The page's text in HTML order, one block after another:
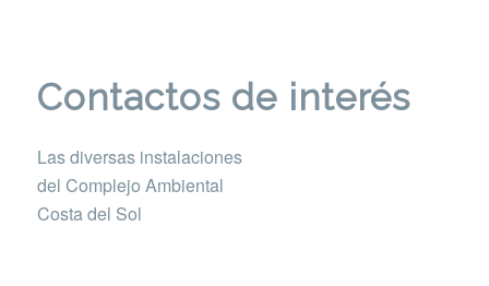
Contactos de interés
Las diversas instalaciones
del Complejo Ambiental
Costa del Sol